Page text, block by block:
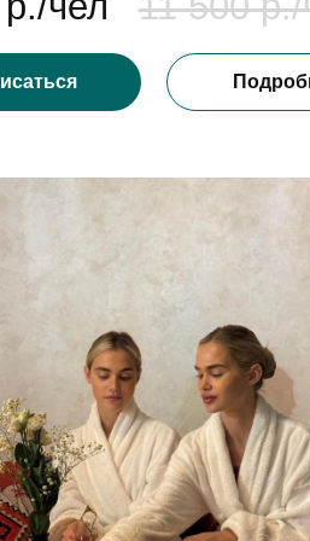
6 500 р./чел
(3 человека)
Fusion